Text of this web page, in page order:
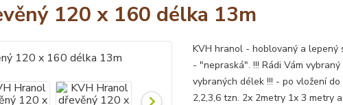
120 x 160 délka 13m
KVH hranol - hoblovaný a lepený
- "nepraská". !!! Rádi Vám
vybraných délek !!! - po vložení
2,2,3,6 tzn. 2x 2metry 1x 3 metry